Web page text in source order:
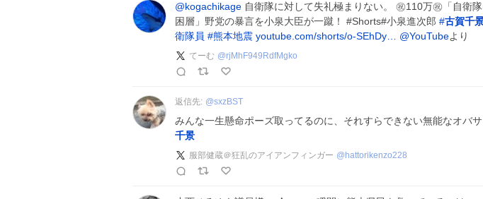
@kogachikage 自衛隊に対して失礼極まりない。 ㊗️110万㊗️「自衛
困層」野党の暴言を小泉大臣が一蹴！ #Shorts#小泉進次郎 #古賀千
衛隊員 #熊本地震 youtube.com/shorts/o-SEhDy… @YouTubeより
てーむ @rjMhF949RdfMgko
返信先: @sxzBST
みんな一生懸命ポーズ取ってるのに、それすらできない無能なオバ
千景
服部健蔵＠狂乱のアイアンフィンガー @ hattorikenzo228